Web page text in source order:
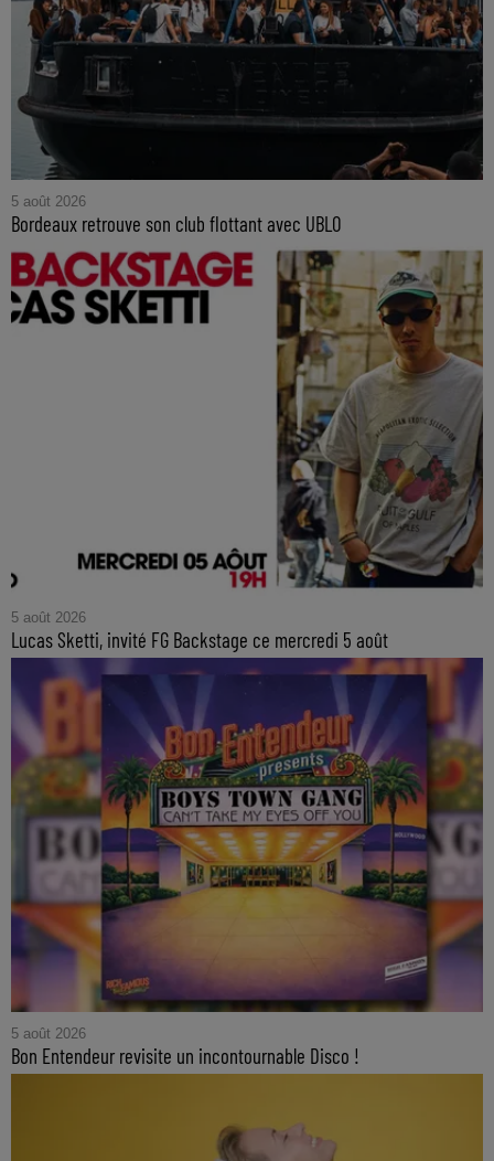
5 août 2026
Bordeaux retrouve son club flottant avec UBLO
5 août 2026
Lucas Sketti, invité FG Backstage ce mercredi 5 août
5 août 2026
Bon Entendeur revisite un incontournable Disco !